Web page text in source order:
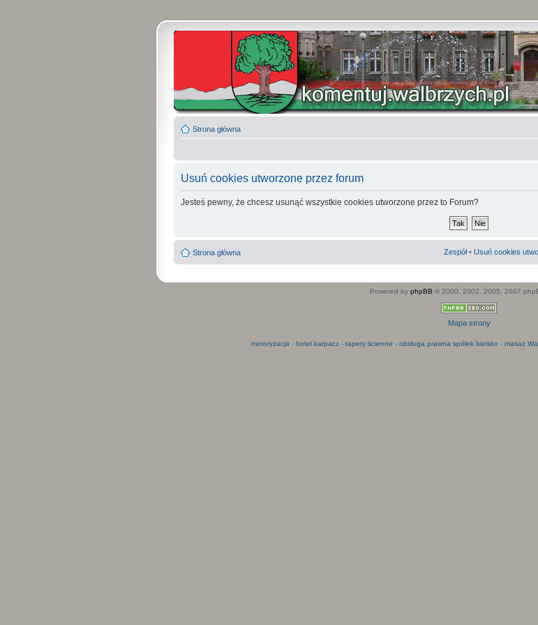
Strona główna
Usuń cookies utworzone przez forum
Jesteś pewny, że chcesz usunąć wszystkie cookies utworzone przez to Forum?
Strona główna Zespół• Usuń cookies
Powered by phpBB © 2000, 2002, 2005, 2007
Mapa strony
motoryzacja - hotel karpacz- tapety ścienne - obsługa prawna spółek bielsko - masaż